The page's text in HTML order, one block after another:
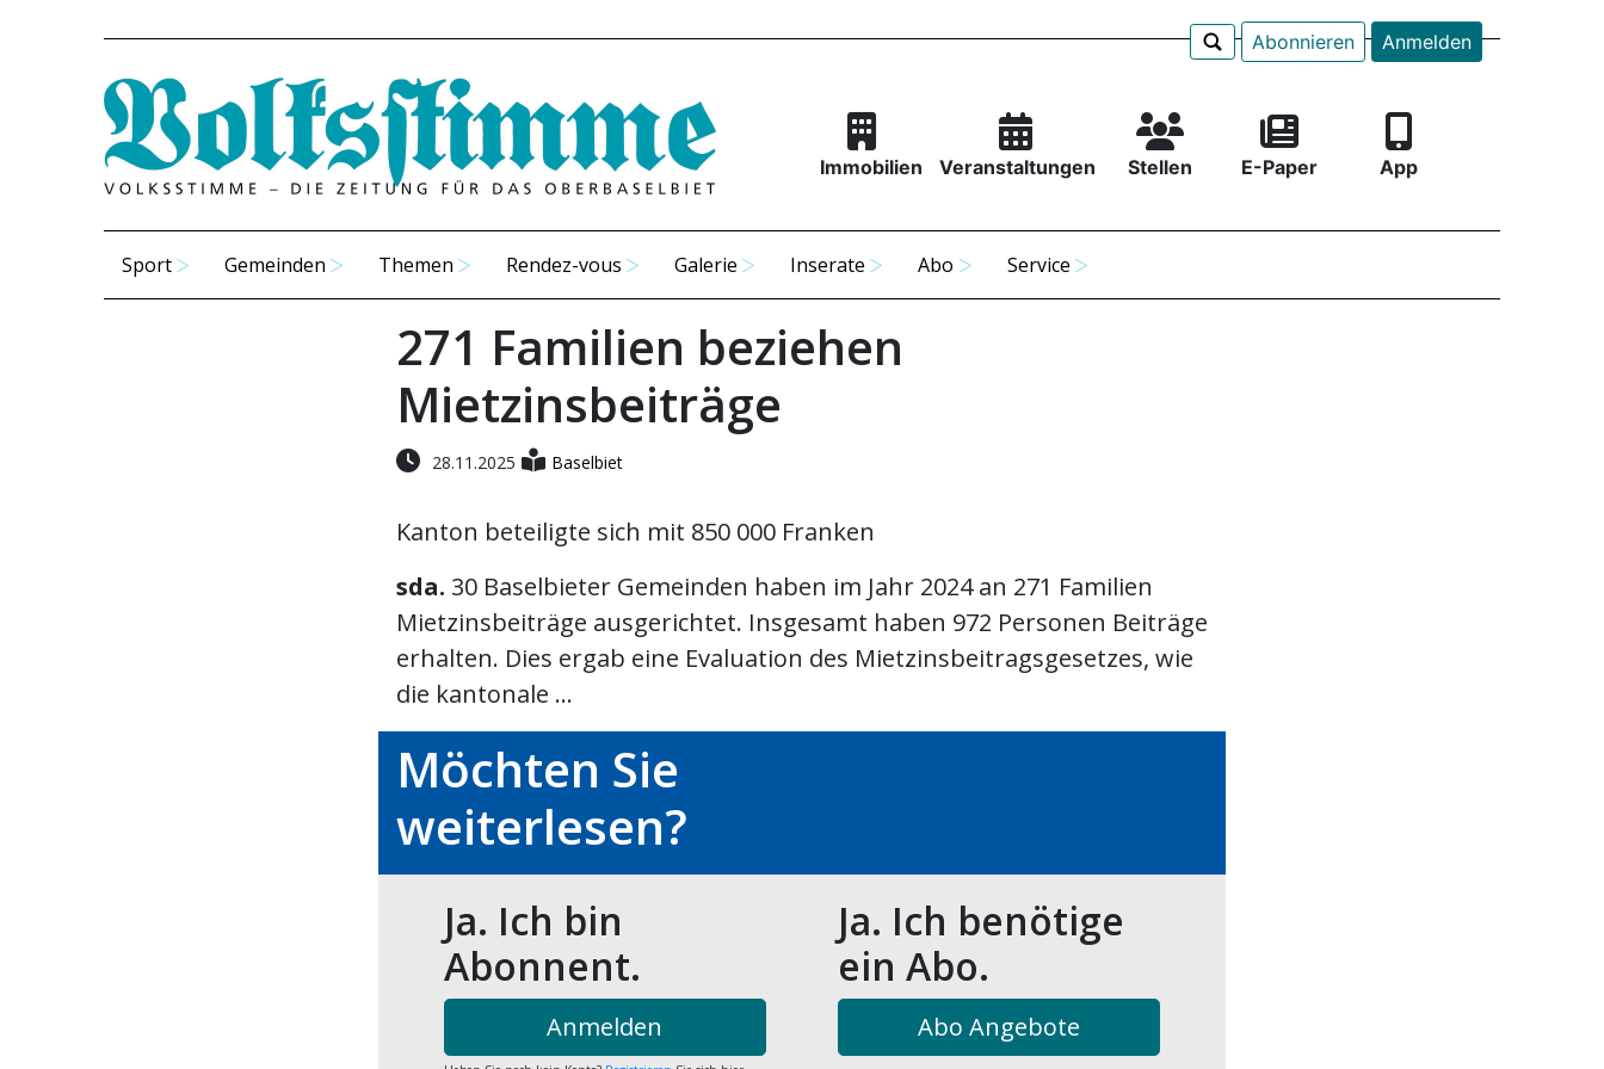
Abonnieren Anmelden
Immobilien Veranstaltungen Stellen E-Paper App
Sport Gemeinden Themen Rendez-vous Galerie Inserate Abo Service
271 Familien beziehen
Mietzinsbeiträge
28.11.2025 Baselbiet
Kanton beteiligte sich mit 850 000 Franken
sda. 30 Baselbieter Gemeinden haben im Jahr 2024 an 271 Familien
Mietzinsbeiträge ausgerichtet. Insgesamt haben 972 Personen Beiträge
erhalten. Dies ergab eine Evaluation des Mietzinsbeitragsgesetzes, wie
die kantonale ...
Möchten Sie
weiterlesen?
Ja. Ich bin
Abonnent.
Anmelden
Ja. Ich benötige
ein Abo.
Abo Angebote